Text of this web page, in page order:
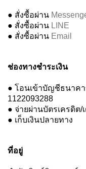
● สั่งซื้อผ่าน
● สั่งซื้อผ่าน LINE
● สั่งซื้อผ่าน Email
ช่องทางชำระเงิน
● โอนเข้าบัญชีธนาคา
1122093288
● จ่ายผ่านบัตรเครดิต/
● เก็บเงินปลายทาง
ที่อยู่